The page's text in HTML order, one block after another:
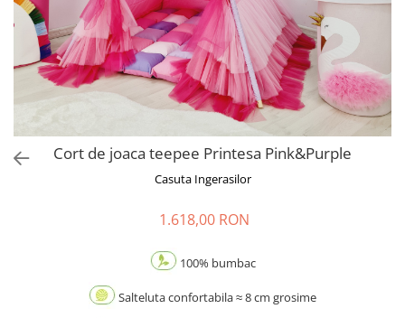
Cort de joaca teepee Printesa Pink&Purple
Casuta Ingerasilor
1.618,00 RON
100% bumbac
Salteluta confortabila ≈ 8 cm grosime